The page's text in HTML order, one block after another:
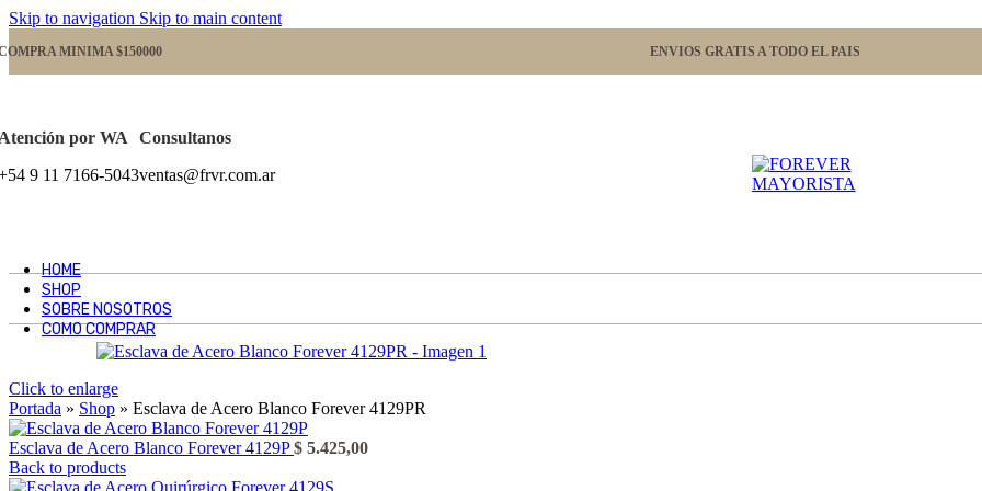
Skip to navigation Skip to main content
MINIMA $150000 ENVIOS GRATIS A TODO EL PAIS
por WA
9 11 7166-5043
Consultanos
ventas@frvr.com.ar
HOME
SHOP
SOBRE NOSOTROS
COMO COMPRAR
Click to enlarge
Portada » Shop » Esclava de Acero Blanco Forever 4129PR
Esclava de Acero Blanco Forever 4129P$ 5.425,00
Back to products